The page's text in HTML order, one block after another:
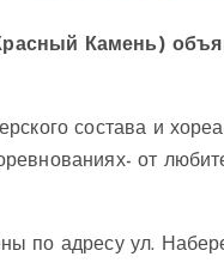
Камень)
состава и
от
по адресу ул.